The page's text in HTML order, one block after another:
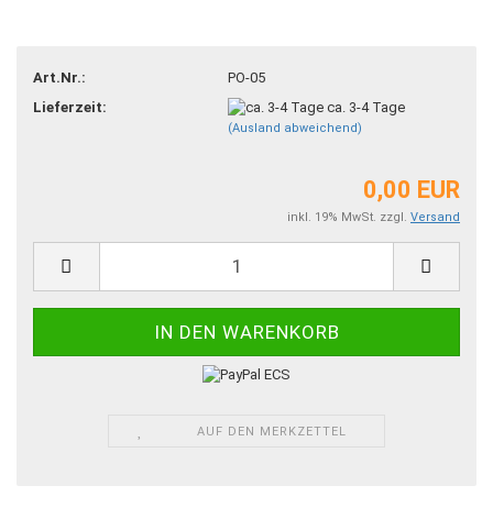
Art.Nr.:
PO-05
Lieferzeit:
ca. 3-4 Tage
(Ausland abweichend)
0,00 EUR
inkl. 19% MwSt. zzgl. Versand
AUF DEN MERKZETTEL